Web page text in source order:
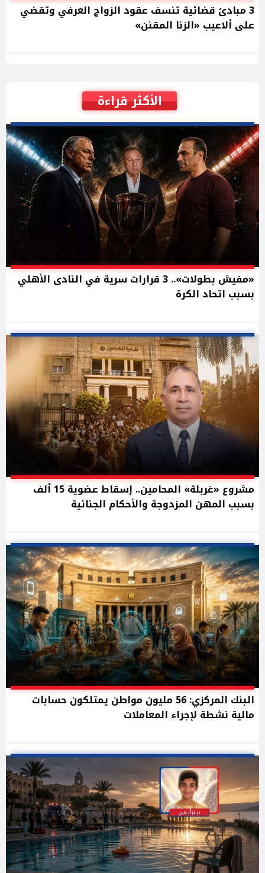
3 مبادئ قضائية تنسف عقود الزواج العرفي وتقضي
على ألاعيب «الزنا المقنن»
الأكثر قراءة
«مفيش بطولات».. 3 قرارات سرية في النادى الأهلي
بسبب اتحاد الكرة
مشروع «غربلة» المحامين.. إسقاط عضوية 15 ألف
بسبب المهن المزدوجة والأحكام الجنائية
البنك المركزي: 56 مليون مواطن يمتلكون حسابات
مالية نشطة لإجراء المعاملات